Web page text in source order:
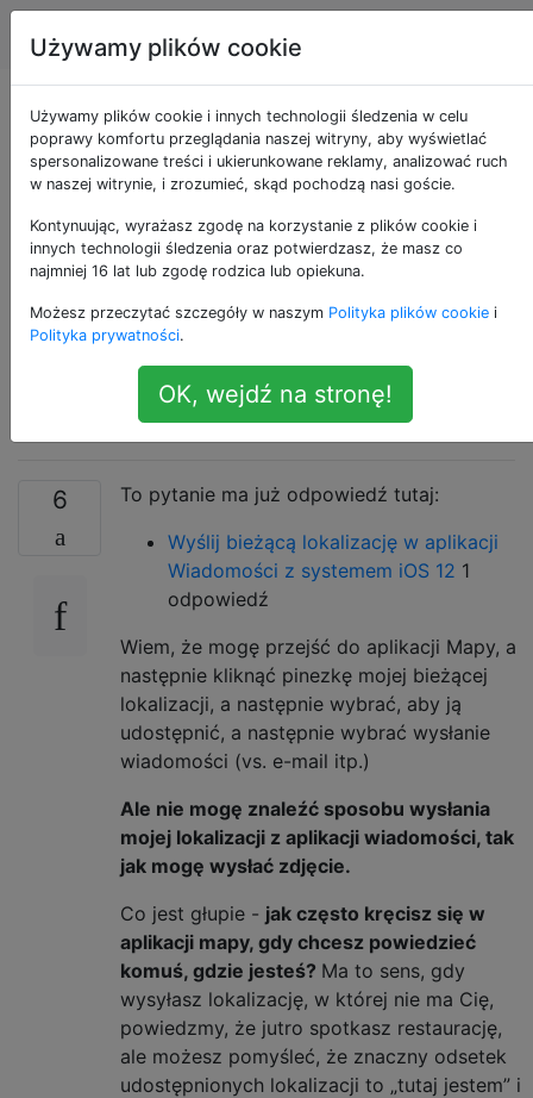
Apple Tagi
Czy mogę wysłać
swoją lokalizację w
wiadomości
bezpośrednio z
aplikacji wiadomości?
[duplikować]
6
To pytanie ma już odpowiedź tutaj:
Wyślij bieżącą lokalizację w aplikacji
Wiadomości z systemem iOS 12 1
odpowiedź
Wiem, że mogę przejść do aplikacji Mapy, a
następnie kliknąć pinezkę mojej bieżącej
lokalizacji, a następnie wybrać, aby ją
udostępnić, a następnie wybrać wysłanie
wiadomości (vs. e-mail itp.)
Ale nie mogę znaleźć sposobu wysłania
mojej lokalizacji z aplikacji wiadomości, tak
jak mogę wysłać zdjęcie.
Co jest głupie - jak często kręcisz się w
aplikacji mapy, gdy chcesz powiedzieć
komuś, gdzie jesteś? Ma to sens, gdy
wysyłasz lokalizację, w której nie ma Cię,
powiedzmy, że jutro spotkasz restaurację,
ale możesz pomyśleć, że znaczny odsetek
udostępnionych lokalizacji to „tutaj jestem” i
Używamy plików cookie
Używamy plików cookie i innych technologii śledzenia w celu
poprawy komfortu przeglądania naszej witryny, aby wyświetlać
spersonalizowane treści i ukierunkowane reklamy, analizować ruch
w naszej witrynie, i zrozumieć, skąd pochodzą nasi goście.
Kontynuując, wyrażasz zgodę na korzystanie z plików cookie i
innych technologii śledzenia oraz potwierdzasz, że masz co
najmniej 16 lat lub zgodę rodzica lub opiekuna.
Możesz przeczytać szczegóły w naszym Polityka plików cookie i
Polityka prywatności.
OK, wejdź na stronę!